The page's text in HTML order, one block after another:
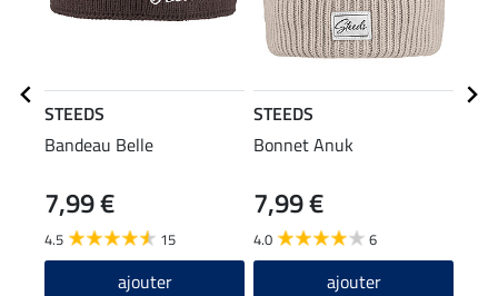
STEEDS
Bandeau Belle
7,99 €
4.5 15
ajouter
STEEDS
Bonnet Anuk
7,99 €
4.0 6
ajouter